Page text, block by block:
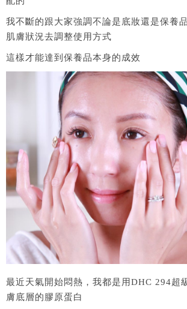
我不斷的跟大家強調不論是底妝還是保養
肌膚狀況去調整使用方式
這樣才能達到保養品本身的成效
最近天氣開始悶熱，我都是用DHC 294超
膚底層的膠原蛋白